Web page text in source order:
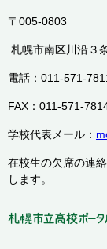
〒005-0803
札幌市南区川沿３
電話：011-571-
FAX：011-571-
学校代表メール：
在校生の欠席の連
します。